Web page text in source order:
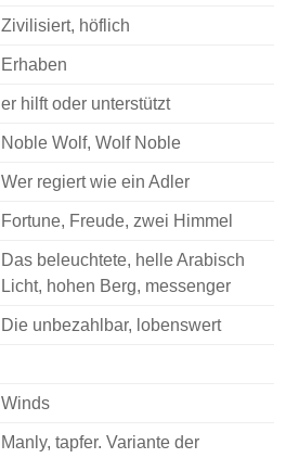
Zivilisiert, höflich
Erhaben
er hilft oder unterstützt
Noble Wolf, Wolf Noble
Wer regiert wie ein Adler
Fortune, Freude, zwei Himmel
Das beleuchtete, helle Arabisch
Licht, hohen Berg, messenger
Die unbezahlbar, lobenswert
Winds
Manly, tapfer. Variante der